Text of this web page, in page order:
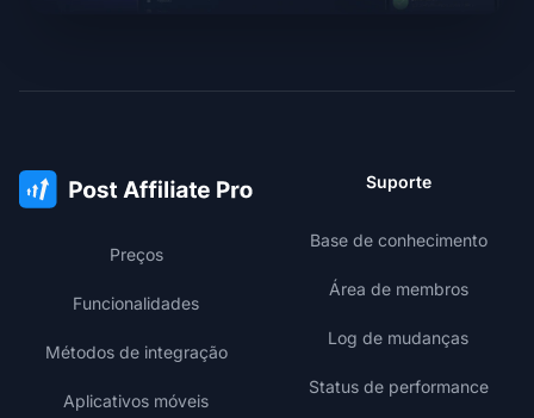
Preços
Funcionalidades
Métodos de integração
Aplicativos móveis
Suporte
Base de conhecimento
Área de membros
Log de mudanças
Status de performance